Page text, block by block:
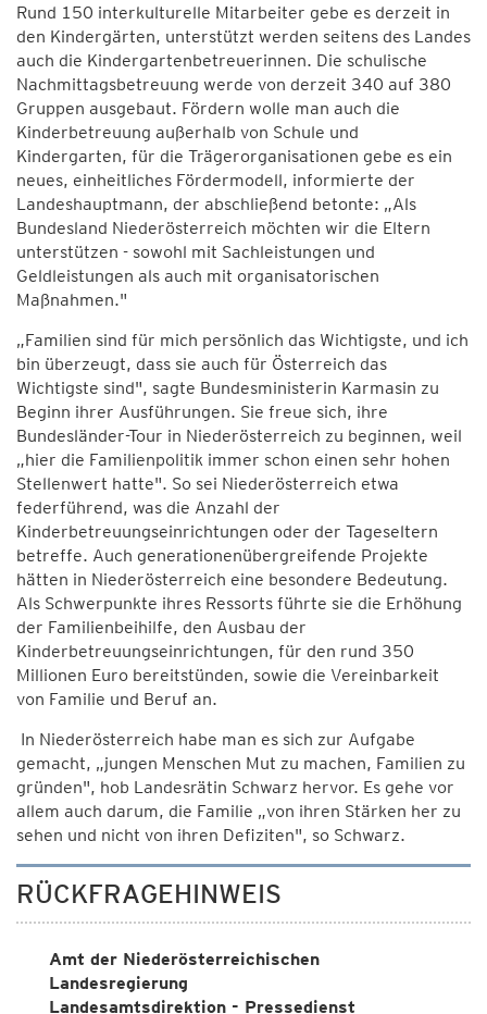
Rund 150 interkulturelle Mitarbeiter gebe es derzeit in
den Kindergärten, unterstützt werden seitens des Landes
auch die Kindergartenbetreuerinnen. Die schulische
Nachmittagsbetreuung werde von derzeit 340 auf 380
Gruppen ausgebaut. Fördern wolle man auch die
Kinderbetreuung außerhalb von Schule und
Kindergarten, für die Trägerorganisationen gebe es ein
neues, einheitliches Fördermodell, informierte der
Landeshauptmann, der abschließend betonte: „Als
Bundesland Niederösterreich möchten wir die Eltern
unterstützen - sowohl mit Sachleistungen und
Geldleistungen als auch mit organisatorischen
Maßnahmen."
„Familien sind für mich persönlich das Wichtigste, und ich
bin überzeugt, dass sie auch für Österreich das
Wichtigste sind", sagte Bundesministerin Karmasin zu
Beginn ihrer Ausführungen. Sie freue sich, ihre
Bundesländer-Tour in Niederösterreich zu beginnen, weil
„hier die Familienpolitik immer schon einen sehr hohen
Stellenwert hatte". So sei Niederösterreich etwa
federführend, was die Anzahl der
Kinderbetreuungseinrichtungen oder der Tageseltern
betreffe. Auch generationenübergreifende Projekte
hätten in Niederösterreich eine besondere Bedeutung.
Als Schwerpunkte ihres Ressorts führte sie die Erhöhung
der Familienbeihilfe, den Ausbau der
Kinderbetreuungseinrichtungen, für den rund 350
Millionen Euro bereitstünden, sowie die Vereinbarkeit
von Familie und Beruf an.
In Niederösterreich habe man es sich zur Aufgabe
gemacht, „jungen Menschen Mut zu machen, Familien zu
gründen", hob Landesrätin Schwarz hervor. Es gehe vor
allem auch darum, die Familie „von ihren Stärken her zu
sehen und nicht von ihren Defiziten", so Schwarz.
RÜCKFRAGEHINWEIS
Amt der Niederösterreichischen
Landesregierung
Landesamtsdirektion - Pressedienst